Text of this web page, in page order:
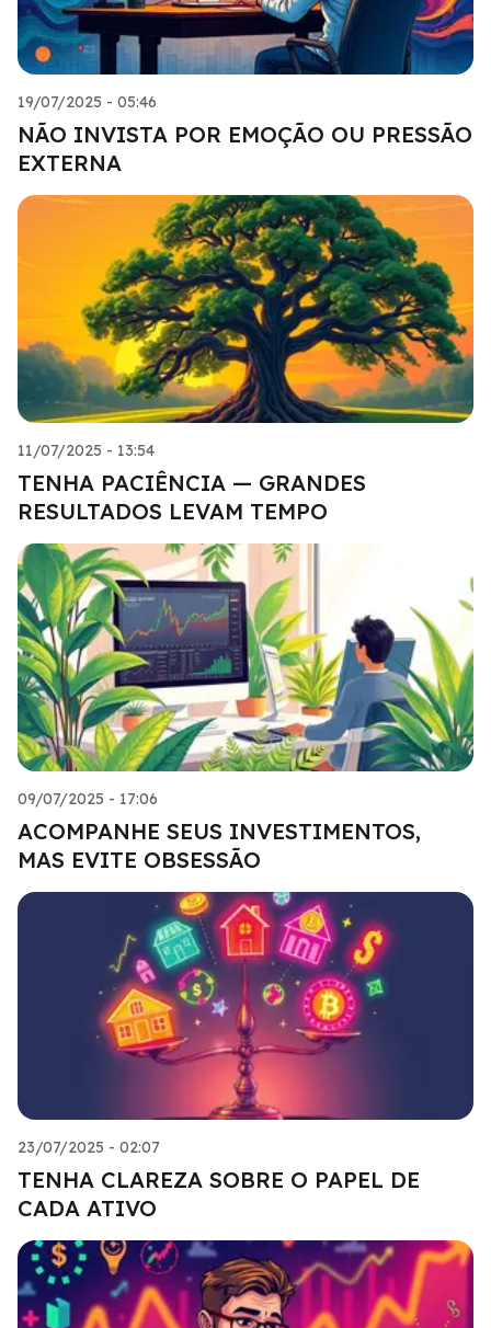
19/07/2025 - 05:46
NÃO INVISTA POR EMOÇÃO OU PRESSÃO
EXTERNA
11/07/2025 - 13:54
TENHA PACIÊNCIA — GRANDES
RESULTADOS LEVAM TEMPO
09/07/2025 - 17:06
ACOMPANHE SEUS INVESTIMENTOS,
MAS EVITE OBSESSÃO
23/07/2025 - 02:07
TENHA CLAREZA SOBRE O PAPEL DE
CADA ATIVO